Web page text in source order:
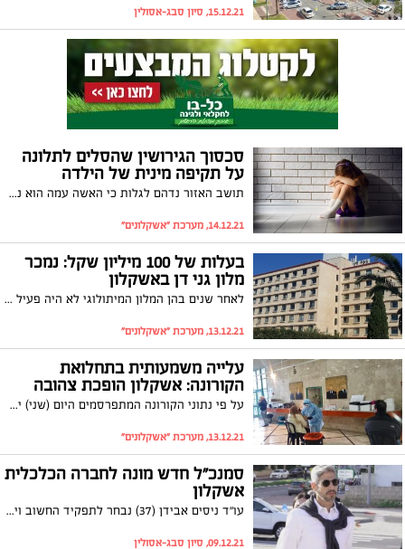
15.12.21, סיון סבג-אסולין
סכסוך הגירושין שהסלים לתלונה
על תקיפה מינית של הילדה
תושב האזור נדהם לגלות כי האשה עמה הוא נמצא בהליכי גירושין פנתה לבית המשפט והוציאה נגדו צו הגנה בטענה כי תקף מינית את בתם הקטינה. לאחר בדיקת פוליגרף בית המשפט השתכנע כי מדובר בעלילה וביטל את הצו
14.12.21, מערכת "אשקלונים"
בעלות של 100 מיליון שקל: נמכר
מלון גני דן באשקלון
לאחר שנים בהן המלון המיתולוגי לא היה פעיל הוא נמכר על ידי רשת מלונות דן. החברה הרוכשת מתכוונת להקים במתחם פרויקט שיכלול בנייה למגורים בשילוב בית מלון חדש
13.12.21, מערכת "אשקלונים"
עלייה משמעותית בתחלואת
הקורונה: אשקלון הופכת צהובה
על פי נתוני הקורונה המתפרסמים היום (שני) ישנו זינוק משמעותי במהלך השבוע האחרון במספר החולים החדשים – 57 לעומת שישה ביום ראשון שעבר. ציון הרמזור העדכני של העיר מזנק ל-4.6 לעומת 0.1 בלבד לפני שבוע
13.12.21, מערכת "אשקלונים"
סמנכ"ל חדש מונה לחברה הכלכלית
אשקלון
עו"ד ניסים אבידן (37) נבחר לתפקיד החשוב וישמש כיד ימינו של מנכ"ל החברה יוסי דיין. הסמנכ"ל הנבחר שימש בשנים האחרונות כרכז פרויקטים ומנהל תחום בקרה ותיאום בחברה
09.12.21, סיון סבג-אסולין